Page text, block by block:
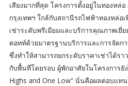
เสียงมากที่สุด โครงการตั้งอยู่ในทองหล่
กรุงเทพฯ ใกล้กับสถานีรถไฟฟ้าทองหล่อ
เช่าระดับพรีเมียมและบริการคุณภาพเ
คอทท์ด้วยมาตรฐานบริการและการจัดก
ซึ่งทำให้สามารถยกระดับราคาเช่าได้รา
กับพื้นที่โดยรอบ ผู้พักอาศัยในโครงการยั
Highs and One Low” นั่นคือผลตอบแท